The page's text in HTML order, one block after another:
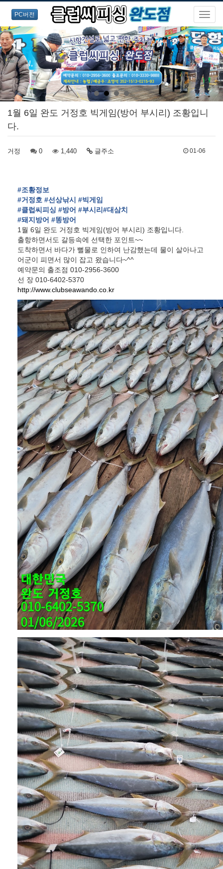
PC버전
1월 6일 완도 거정호 빅게임(방어 부시리) 조황입니
다.
거정 0 1,440 글주소 01-06
#조황정보
#거정호 #선상낚시 #빅게임
#클럽씨피싱 #방어 #부시리 #대삼치
#돼지방어 #똥방어
1월 6일 완도 거정호 빅게임(방어 부시리) 조황입니다.
출항하면서도 갈등속에 선택한 포인트~~
도착하면서 바다가 뻘물로 인하여 난감했는데 물이 살아나고
어군이 피면서 많이 잡고 왔습니다~^^
예약문의 출조점 010-2956-3600
선 장 010-6402-5370
http://www.clubseawando.co.kr